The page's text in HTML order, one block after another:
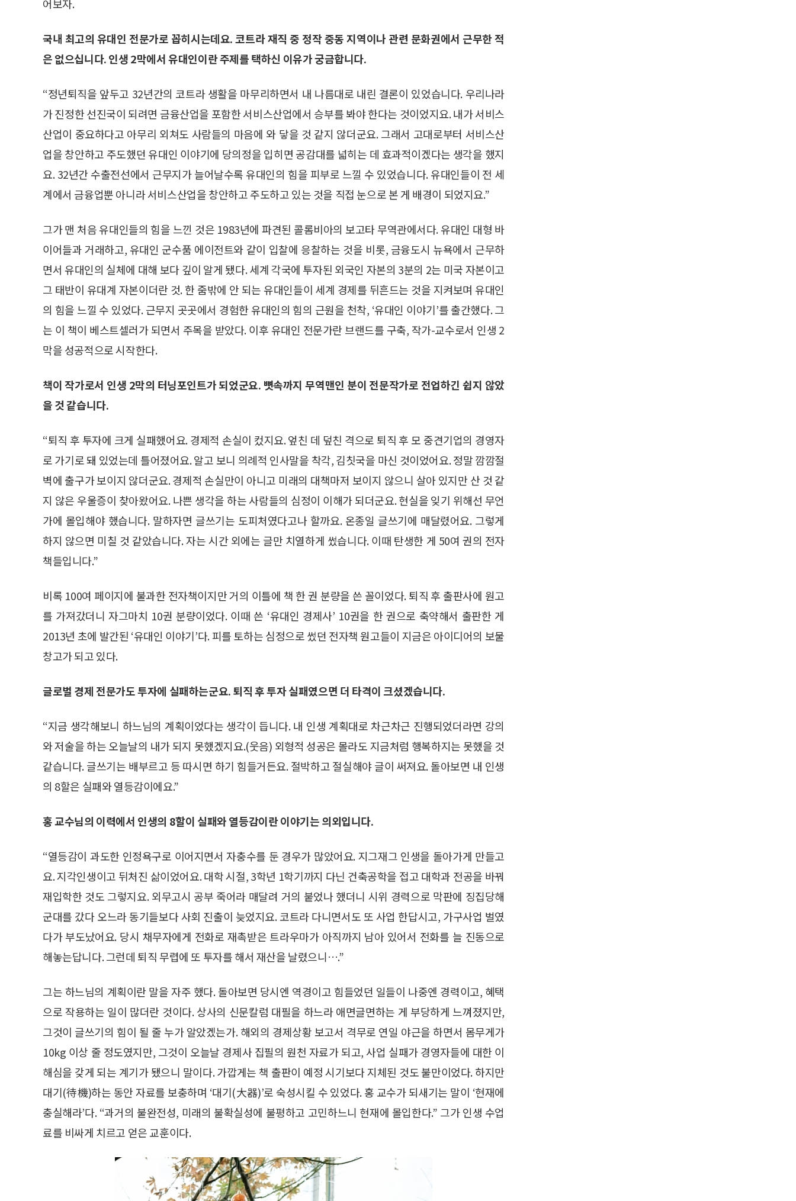
어보자.
국내 최고의 유대인 전문가로 꼽히시는데요. 코트라 재직 중 정작 중동 지역이나 관련 문화권에서 근무한 적
은 없으십니다. 인생 2막에서 유대인이란 주제를 택하신 이유가 궁금합니다.
“정년퇴직을 앞두고 32년간의 코트라 생활을 마무리하면서 내 나름대로 내린 결론이 있었습니다. 우리나라
가 진정한 선진국이 되려면 금융산업을 포함한 서비스산업에서 승부를 봐야 한다는 것이었지요. 내가 서비스
산업이 중요하다고 아무리 외쳐도 사람들의 마음에 와 닿을 것 같지 않더군요. 그래서 고대로부터 서비스산
업을 창안하고 주도했던 유대인 이야기에 당의정을 입히면 공감대를 넓히는 데 효과적이겠다는 생각을 했지
요. 32년간 수출전선에서 근무지가 늘어날수록 유대인의 힘을 피부로 느낄 수 있었습니다. 유대인들이 전 세
계에서 금융업뿐 아니라 서비스산업을 창안하고 주도하고 있는 것을 직접 눈으로 본 게 배경이 되었지요.”
그가 맨 처음 유대인들의 힘을 느낀 것은 1983년에 파견된 콜롬비아의 보고타 무역관에서다. 유대인 대형 바
이어들과 거래하고, 유대인 군수품 에이전트와 같이 입찰에 응찰하는 것을 비롯, 금융도시 뉴욕에서 근무하
면서 유대인의 실체에 대해 보다 깊이 알게 됐다. 세계 각국에 투자된 외국인 자본의 3분의 2는 미국 자본이고
그 태반이 유대계 자본이더란 것. 한 줌밖에 안 되는 유대인들이 세계 경제를 뒤흔드는 것을 지켜보며 유대인
의 힘을 느낄 수 있었다. 근무지 곳곳에서 경험한 유대인의 힘의 근원을 천착, ‘유대인 이야기’를 출간했다. 그
는 이 책이 베스트셀러가 되면서 주목을 받았다. 이후 유대인 전문가란 브랜드를 구축, 작가-교수로서 인생 2
막을 성공적으로 시작한다.
책이 작가로서 인생 2막의 터닝포인트가 되었군요. 뼛속까지 무역맨인 분이 전문작가로 전업하긴 쉽지 않았
을 것 같습니다.
“퇴직 후 투자에 크게 실패했어요. 경제적 손실이 컸지요. 엎친 데 덮친 격으로 퇴직 후 모 중견기업의 경영자
로 가기로 돼 있었는데 틀어졌어요. 알고 보니 의례적 인사말을 착각, 김칫국을 마신 것이었어요. 정말 깜깜절
벽에 출구가 보이지 않더군요. 경제적 손실만이 아니고 미래의 대책마저 보이지 않으니 살아 있지만 산 것 같
지 않은 우울증이 찾아왔어요. 나쁜 생각을 하는 사람들의 심정이 이해가 되더군요. 현실을 잊기 위해선 무언
가에 몰입해야 했습니다. 말하자면 글쓰기는 도피처였다고나 할까요. 온종일 글쓰기에 매달렸어요. 그렇게
하지 않으면 미칠 것 같았습니다. 자는 시간 외에는 글만 치열하게 썼습니다. 이때 탄생한 게 50여 권의 전자
책들입니다.”
비록 100여 페이지에 불과한 전자책이지만 거의 이틀에 책 한 권 분량을 쓴 꼴이었다. 퇴직 후 출판사에 원고
를 가져갔더니 자그마치 10권 분량이었다. 이때 쓴 ‘유대인 경제사’ 10권을 한 권으로 축약해서 출판한 게
2013년 초에 발간된 ‘유대인 이야기’다. 피를 토하는 심정으로 썼던 전자책 원고들이 지금은 아이디어의 보물
창고가 되고 있다.
글로벌 경제 전문가도 투자에 실패하는군요. 퇴직 후 투자 실패였으면 더 타격이 크셨겠습니다.
“지금 생각해보니 하느님의 계획이었다는 생각이 듭니다. 내 인생 계획대로 차근차근 진행되었더라면 강의
와 저술을 하는 오늘날의 내가 되지 못했겠지요.(웃음) 외형적 성공은 몰라도 지금처럼 행복하지는 못했을 것
같습니다. 글쓰기는 배부르고 등 따시면 하기 힘들거든요. 절박하고 절실해야 글이 써져요. 돌아보면 내 인생
의 8할은 실패와 열등감이에요.”
홍 교수님의 이력에서 인생의 8할이 실패와 열등감이란 이야기는 의외입니다.
“열등감이 과도한 인정욕구로 이어지면서 자충수를 둔 경우가 많았어요. 지그재그 인생을 돌아가게 만들고
요. 지각인생이고 뒤처진 삶이었어요. 대학 시절, 3학년 1학기까지 다닌 건축공학을 접고 대학과 전공을 바꿔
재입학한 것도 그렇지요. 외무고시 공부 죽어라 매달려 거의 붙었나 했더니 시위 경력으로 막판에 징집당해
군대를 갔다 오느라 동기들보다 사회 진출이 늦었지요. 코트라 다니면서도 또 사업 한답시고, 가구사업 벌였
다가 부도났어요. 당시 채무자에게 전화로 재촉받은 트라우마가 아직까지 남아 있어서 전화를 늘 진동으로
해놓는답니다. 그런데 퇴직 무렵에 또 투자를 해서 재산을 날렸으니….”
그는 하느님의 계획이란 말을 자주 했다. 돌아보면 당시엔 역경이고 힘들었던 일들이 나중엔 경력이고, 혜택
으로 작용하는 일이 많더란 것이다. 상사의 신문칼럼 대필을 하느라 애면글면하는 게 부당하게 느껴졌지만,
그것이 글쓰기의 힘이 될 줄 누가 알았겠는가. 해외의 경제상황 보고서 격무로 연일 야근을 하면서 몸무게가
10kg 이상 줄 정도였지만, 그것이 오늘날 경제사 집필의 원천 자료가 되고, 사업 실패가 경영자들에 대한 이
해심을 갖게 되는 계기가 됐으니 말이다. 가깝게는 책 출판이 예정 시기보다 지체된 것도 불만이었다. 하지만
대기(待機)하는 동안 자료를 보충하며 ‘대기(大器)’로 숙성시킬 수 있었다. 홍 교수가 되새기는 말이 ‘현재에
충실해라’다. “과거의 불완전성, 미래의 불확실성에 불평하고 고민하느니 현재에 몰입한다.” 그가 인생 수업
료를 비싸게 치르고 얻은 교훈이다.